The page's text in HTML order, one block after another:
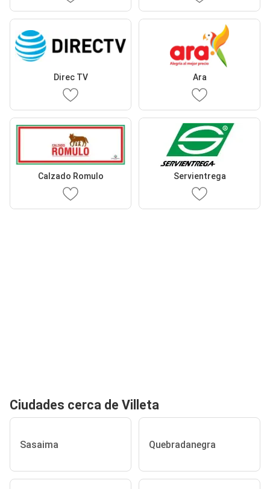
Direc TV Ara
Calzado Romulo Servientrega
Ciudades cerca de Villeta
Sasaima Quebradanegra